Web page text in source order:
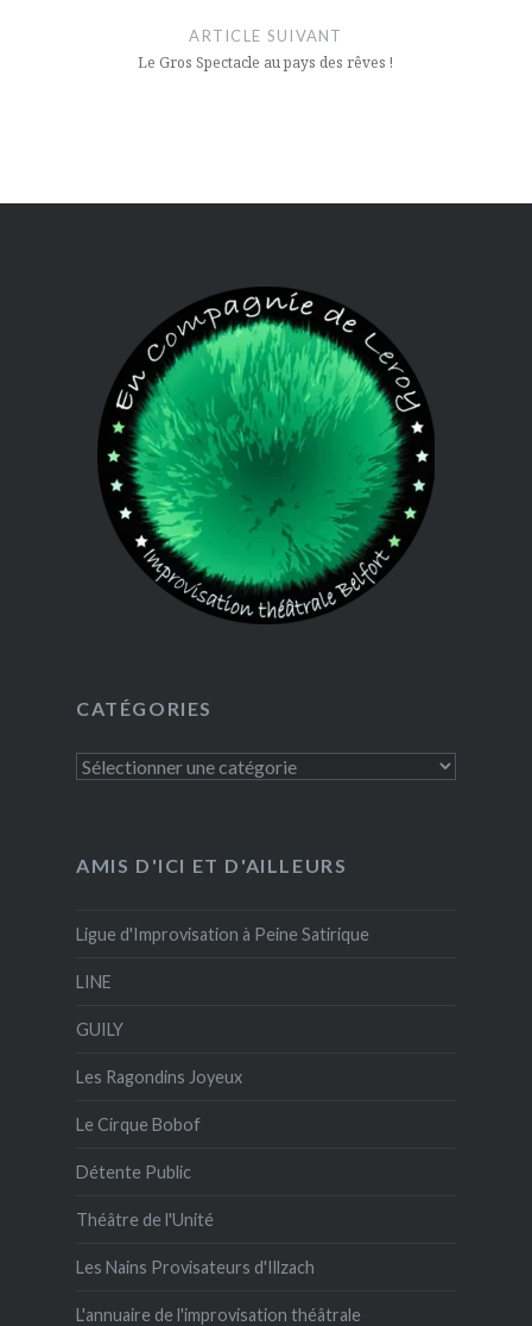
ARTICLE SUIVANT
Le Gros Spectacle au pays des rêves !
CATÉGORIES
Catégories
AMIS D'ICI ET D'AILLEURS
Ligue d'Improvisation à Peine Satirique
LINE
GUILY
Les Ragondins Joyeux
Le Cirque Bobof
Détente Public
Théâtre de l'Unité
Les Nains Provisateurs d'Illzach
L'annuaire de l'improvisation théâtrale